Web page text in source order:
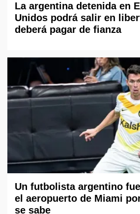
La argentina detenida en
Unidos podrá salir en
deberá pagar de fianza
Un futbolista argentino
el aeropuerto de Miami
se sabe